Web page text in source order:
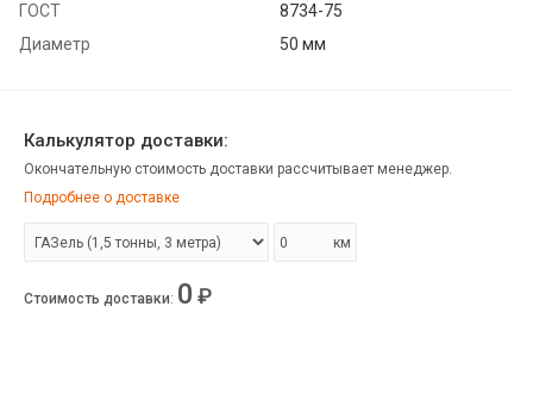
ГОСТ
8734-75
Диаметр
50 мм
Калькулятор доставки:
Окончательную стоимость доставки рассчитывает менеджер.
Подробнее о доставке
км
Стоимость доставки: 0 ₽